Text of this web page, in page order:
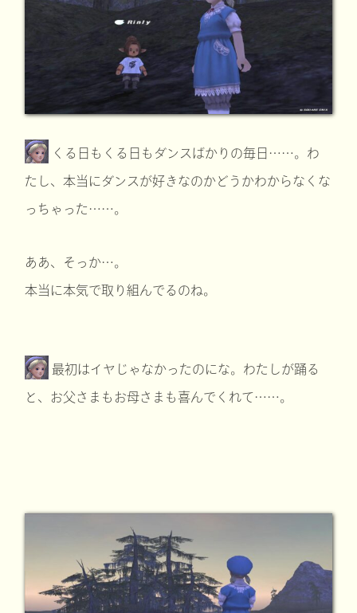
くる日もくる日もダンスばかりの毎日……。わ
たし、本当にダンスが好きなのかどうかわからなくな
っちゃった……。
ああ、そっか…。
本当に本気で取り組んでるのね。
最初はイヤじゃなかったのにな。わたしが踊る
と、お父さまもお母さまも喜んでくれて……。